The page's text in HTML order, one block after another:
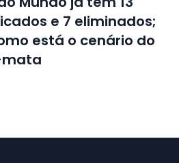
e 7 eliminados;
está o cenário do